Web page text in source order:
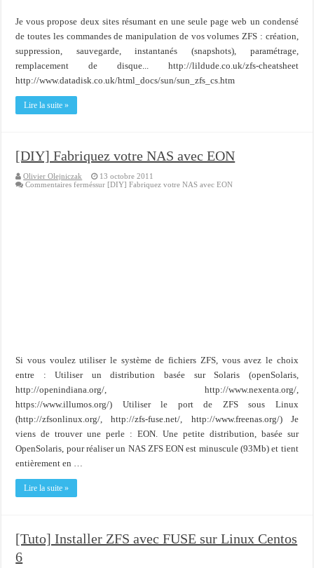
Je vous propose deux sites résumant en une seule page web un condensé
de toutes les commandes de manipulation de vos volumes ZFS : création,
suppression, sauvegarde, instantanés (snapshots), paramétrage,
remplacement de disque... http://lildude.co.uk/zfs-cheatsheet
http://www.datadisk.co.uk/html_docs/sun/sun_zfs_cs.htm
Lire la suite »
[DIY] Fabriquez votre NAS avec EON
Olivier Olejniczak
13 octobre 2011
Commentaires ferméssur [DIY] Fabriquez votre NAS avec EON
Si vous voulez utiliser le système de fichiers ZFS, vous avez le choix
entre : Utiliser un distribution basée sur Solaris (openSolaris,
http://openindiana.org/, http://www.nexenta.org/,
https://www.illumos.org/) Utiliser le port de ZFS sous Linux
(http://zfsonlinux.org/, http://zfs-fuse.net/, http://www.freenas.org/) Je
viens de trouver une perle : EON. Une petite distribution, basée sur
OpenSolaris, pour réaliser un NAS ZFS EON est minuscule (93Mb) et tient
entièrement en …
Lire la suite »
[Tuto] Installer ZFS avec FUSE sur Linux Centos
6